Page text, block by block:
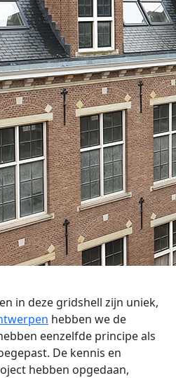
in deze gridshell zijn uniek,
hebben we de
eenzelfde principe als
De kennis en
hebben opgedaan,